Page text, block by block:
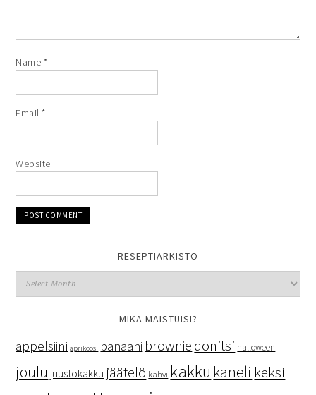
Name *
Email*
Website
RESEPTIARKISTO
MIKÄ MAISTUISI?
appelsiini aprikoosi banaani brownie donitsi halloween
joulu juustokakku jäätelö kahvi kakku kaneli keksi